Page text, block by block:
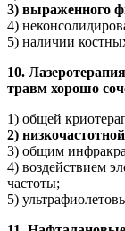
3) выраженного
4)
5) наличии
10.
травм хорошо
1) общей
2)
3) общим
4) воздействием
частоты;
5)